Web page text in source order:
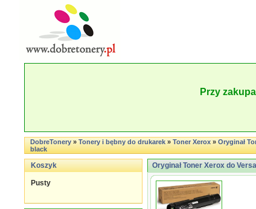
Przy
DobreTonery»Tonery i bębny do drukarek»Toner Xerox»Oryginał
black
Koszyk
Pusty
Oryginał Toner Xerox do